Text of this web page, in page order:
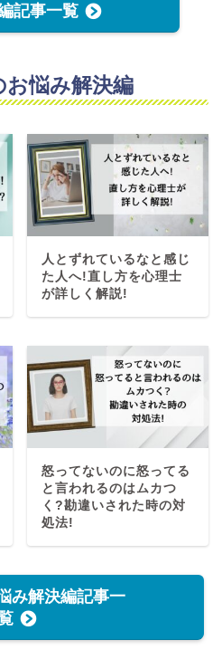
記事一覧
お悩み解決編
人とずれているなと感じ
た人へ!直し方を心理士
が詳しく解説!
怒ってないのに怒ってる
と言われるのはムカつ
く?勘違いされた時の対
処法!
み解決編記事一